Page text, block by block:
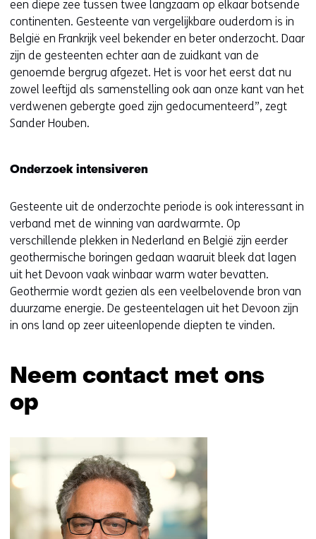
een diepe zee tussen twee langzaam op elkaar botsende
continenten. Gesteente van vergelijkbare ouderdom is in
België en Frankrijk veel bekender en beter onderzocht. Daar
zijn de gesteenten echter aan de zuidkant van de
genoemde bergrug afgezet. Het is voor het eerst dat nu
zowel leeftijd als samenstelling ook aan onze kant van het
verdwenen gebergte goed zijn gedocumenteerd”, zegt
Sander Houben.
Onderzoek intensiveren
Gesteente uit de onderzochte periode is ook interessant in
verband met de winning van aardwarmte. Op
verschillende plekken in Nederland en België zijn eerder
geothermische boringen gedaan waaruit bleek dat lagen
uit het Devoon vaak winbaar warm water bevatten.
Geothermie wordt gezien als een veelbelovende bron van
duurzame energie. De gesteentelagen uit het Devoon zijn
in ons land op zeer uiteenlopende diepten te vinden.
Neem contact met ons
op
over
(Neem
contact
met
ons